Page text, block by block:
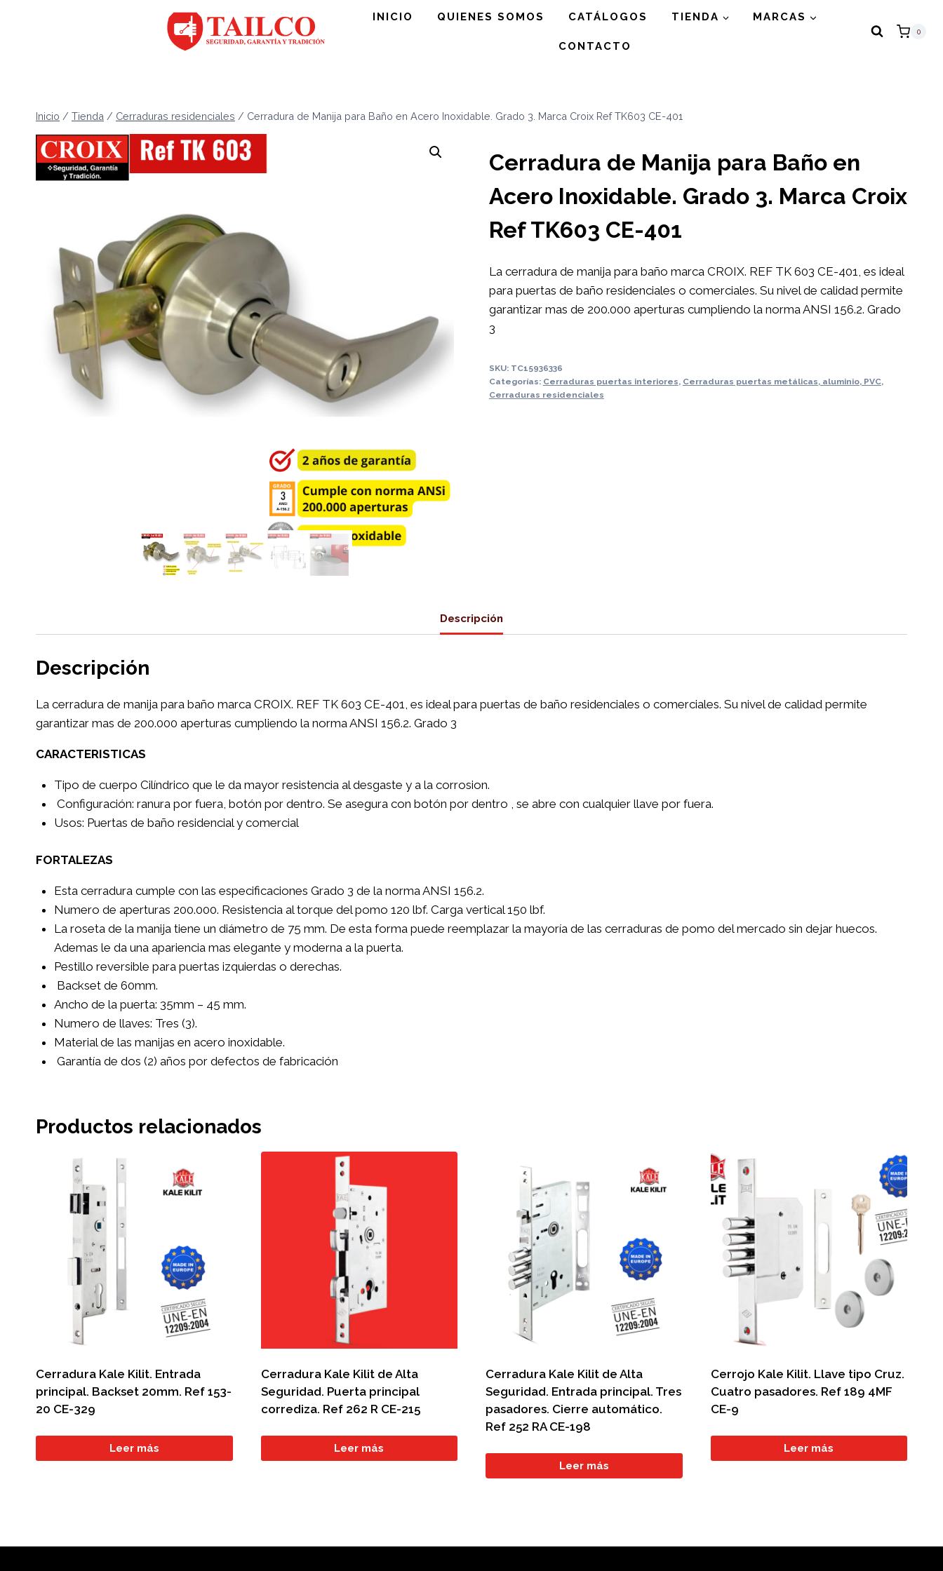
INICIO QUIENES SOMOS CATÁLOGOS TIENDA MARCAS
CONTACTO
0
Inicio / Tienda / Cerraduras residenciales / Cerradura de Manija para Baño en Acero Inoxidable. Grado 3. Marca Croix Ref TK603 CE-401
Cerradura de Manija para Baño en
Acero Inoxidable. Grado 3. Marca Croix
Ref TK603 CE-401
La cerradura de manija para baño marca CROIX. REF TK 603 CE-401, es ideal
para puertas de baño residenciales o comerciales. Su nivel de calidad permite
garantizar mas de 200.000 aperturas cumpliendo la norma ANSI 156.2. Grado
3
SKU: TC15936336
Categorías: Cerraduras puertas interiores, Cerraduras puertas metálicas, aluminio, PVC,
Cerraduras residenciales
Descripción
Descripción
La cerradura de manija para baño marca CROIX. REF TK 603 CE-401, es ideal para puertas de baño residenciales o comerciales. Su nivel de calidad permite
garantizar mas de 200.000 aperturas cumpliendo la norma ANSI 156.2. Grado 3
CARACTERISTICAS
Tipo de cuerpo Cilíndrico que le da mayor resistencia al desgaste y a la corrosion.
Configuración: ranura por fuera, botón por dentro. Se asegura con botón por dentro , se abre con cualquier llave por fuera.
Usos: Puertas de baño residencial y comercial
FORTALEZAS
Esta cerradura cumple con las especificaciones Grado 3 de la norma ANSI 156.2.
Numero de aperturas 200.000. Resistencia al torque del pomo 120 lbf. Carga vertical 150 lbf.
La roseta de la manija tiene un diámetro de 75 mm. De esta forma puede reemplazar la mayoría de las cerraduras de pomo del mercado sin dejar huecos.
Ademas le da una apariencia mas elegante y moderna a la puerta.
Pestillo reversible para puertas izquierdas o derechas.
Backset de 60mm.
Ancho de la puerta: 35mm – 45 mm.
Numero de llaves: Tres (3).
Material de las manijas en acero inoxidable.
Garantía de dos (2) años por defectos de fabricación
Productos relacionados
Cerradura Kale Kilit. Entrada
principal. Backset 20mm. Ref 153-
20 CE-329
Leer más
Cerradura Kale Kilit de Alta
Seguridad. Puerta principal
corrediza. Ref 262 R CE-215
Leer más
Cerradura Kale Kilit de Alta
Seguridad. Entrada principal. Tres
pasadores. Cierre automático.
Ref 252 RA CE-198
Leer más
Cerrojo Kale Kilit. Llave tipo Cruz.
Cuatro pasadores. Ref 189 4MF
CE-9
Leer más